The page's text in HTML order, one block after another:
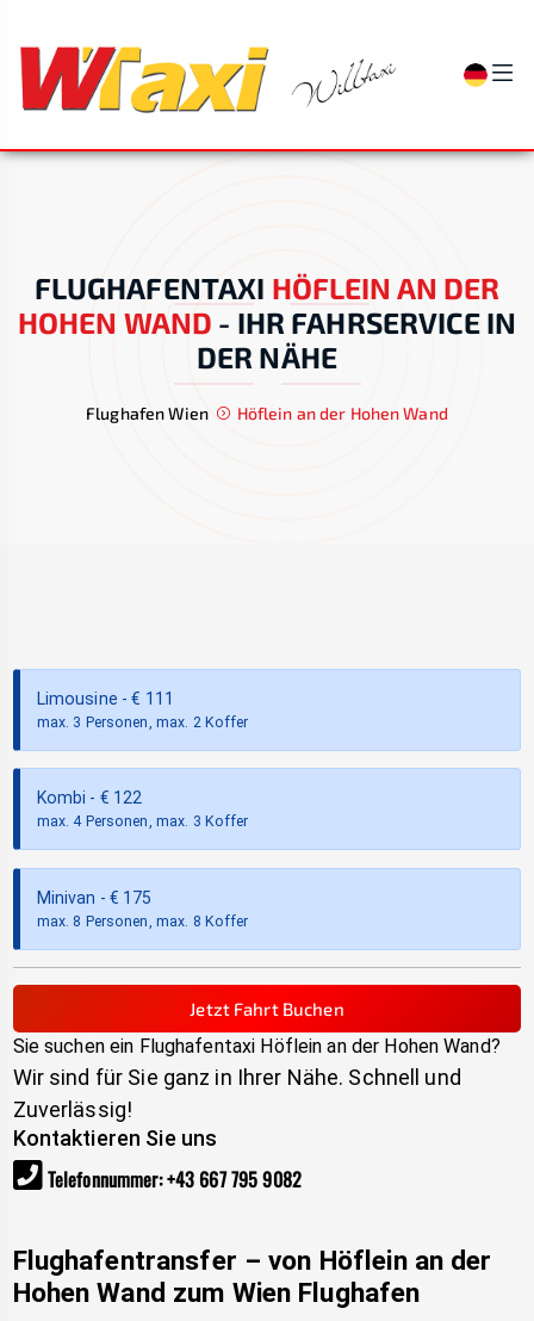
FLUGHAFENTAXI HÖFLEIN AN DER
HOHEN WAND - IHR FAHRSERVICE IN
DER NÄHE
Flughafen Wien Höflein an der Hohen Wand
Limousine - € 111
max. 3 Personen, max. 2 Koffer
Kombi - € 122
max. 4 Personen, max. 3 Koffer
Minivan - € 175
max. 8 Personen, max. 8 Koffer
Jetzt Fahrt Buchen
Sie suchen ein Flughafentaxi Höflein an der Hohen Wand?
Wir sind für Sie ganz in Ihrer Nähe. Schnell und
Zuverlässig!
Kontaktieren Sie uns
Telefonnummer:+43 667 795 9082
Flughafentransfer – von Höflein an der
Hohen Wand zum Wien Flughafen